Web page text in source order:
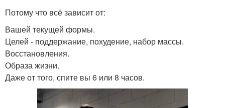
Потому что всё зависит от:
Вашей текущей формы.
Целей - поддержание, похудение, набор массы.
Восстановления.
Образа жизни.
Даже от того, спите вы 6 или 8 часов.